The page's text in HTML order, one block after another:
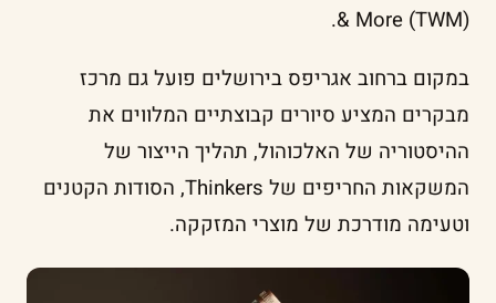
& More (TWM).
במקום ברחוב אגריפס בירושלים פועל גם מרכז
מבקרים המציע סיורים קבוצתיים המלווים את
ההיסטוריה של האלכוהול, תהליך הייצור של
המשקאות החריפים של Thinkers, הסודות הקטנים
וטעימה מודרכת של מוצרי המזקקה.